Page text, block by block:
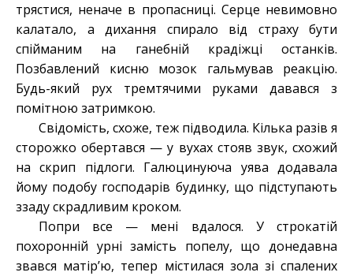
трястися, неначе в пропасниці. Серце невимовно
калатало, а дихання спирало від страху бути
спійманим на ганебній крадіжці останків.
Позбавлений кисню мозок гальмував реакцію.
Будь-який рух тремтячими руками давався з
помітною затримкою.
Свідомість, схоже, теж підводила. Кілька разів я
сторожко обертався — у вухах стояв звук, схожий
на скрип підлоги. Галюцинуюча уява додавала
йому подобу господарів будинку, що підступають
ззаду скрадливим кроком.
Попри все — мені вдалося. У строкатій
похоронній урні замість попелу, що донедавна
звався матір’ю, тепер містилася зола зі спалених